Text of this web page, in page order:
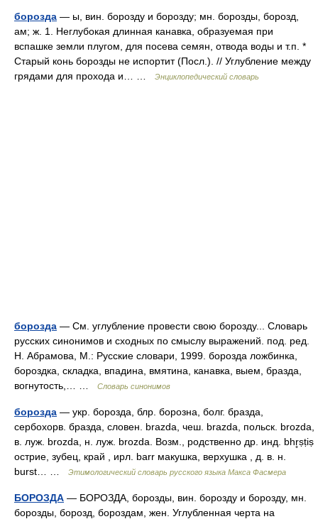
борозда — ы, вин. борозду и борозду; мн. борозды, борозд,
ам; ж. 1. Неглубокая длинная канавка, образуемая при
вспашке земли плугом, для посева семян, отвода воды и т.п. *
Старый конь борозды не испортит (Посл.). // Углубление между
грядами для прохода и… …
Энциклопедический словарь
борозда — См. углубление провести свою борозду... Словарь
русских синонимов и сходных по смыслу выражений. под. ред.
Н. Абрамова, М.: Русские словари, 1999. борозда ложбинка,
бороздка, складка, впадина, вмятина, канавка, выем, бразда,
вогнутость,… …
Словарь синонимов
борозда — укр. борозда, блр. борозна, болг. бразда,
сербохорв. бразда, словен. brazda, чеш. brazda, польск. brozda,
в. луж. brozda, н. луж. brozda. Возм., родственно др. инд. bhr̥ṣṭiṣ
острие, зубец, край , ирл. barr макушка, верхушка , д. в. н.
burst… …
Этимологический словарь русского языка Макса Фасмера
БОРОЗДА — БОРОЗДА, борозды, вин. борозду и борозду, мн.
борозды, борозд, бороздам, жен. Углубленная черта на